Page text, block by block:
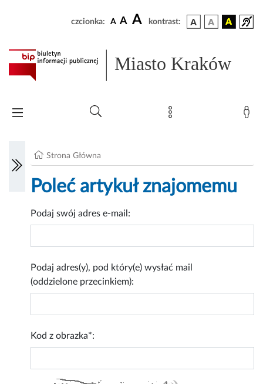
czcionka: A A A kontrast:
Miasto Kraków
Strona Główna
Poleć artykuł znajomemu
Podaj swój adres e-mail:
Podaj adres(y), pod który(e) wysłać mail
(oddzielone przecinkiem):
Kod z obrazka*: